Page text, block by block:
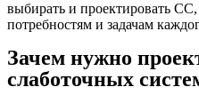
выбирать и проектировать
потребностям и задачам
Зачем нужно
слаботочных